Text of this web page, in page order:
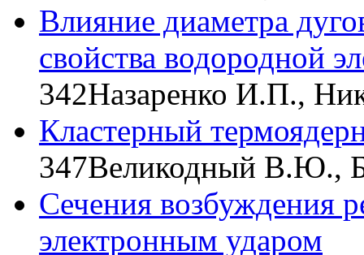
Влияние диаметра
свойства водородной
342Назаренко И.П.,
Кластерный
347Великодный В.Ю.,
Сечения возбуждения
электронным ударом